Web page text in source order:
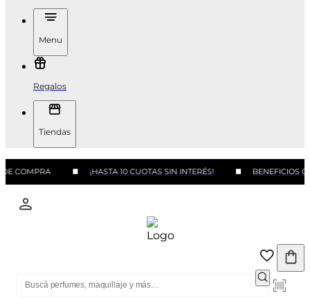
Menu
Regalos
Tiendas
COMPRA ¡HASTA 10 CUOTAS SIN INTERÉS! BENEFICIOS